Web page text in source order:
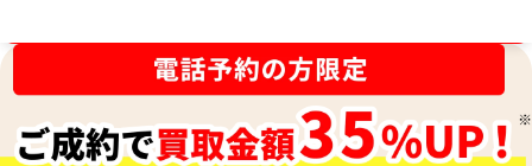
ハ行